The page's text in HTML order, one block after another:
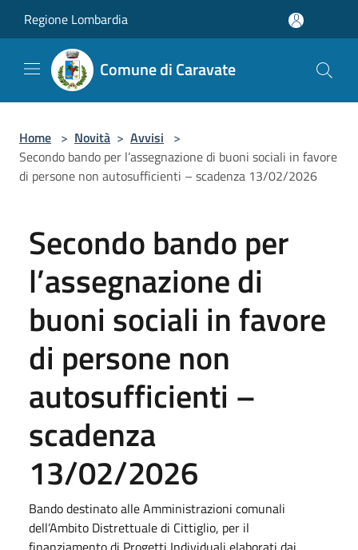
Regione Lombardia
Comune di Caravate
Home > Novità > Avvisi >
Secondo bando per l’assegnazione di buoni sociali in favore
di persone non autosufficienti – scadenza 13/02/2026
Secondo bando per
l’assegnazione di
buoni sociali in favore
di persone non
autosufficienti –
scadenza
13/02/2026
Bando destinato alle Amministrazioni comunali
dell’Ambito Distrettuale di Cittiglio, per il